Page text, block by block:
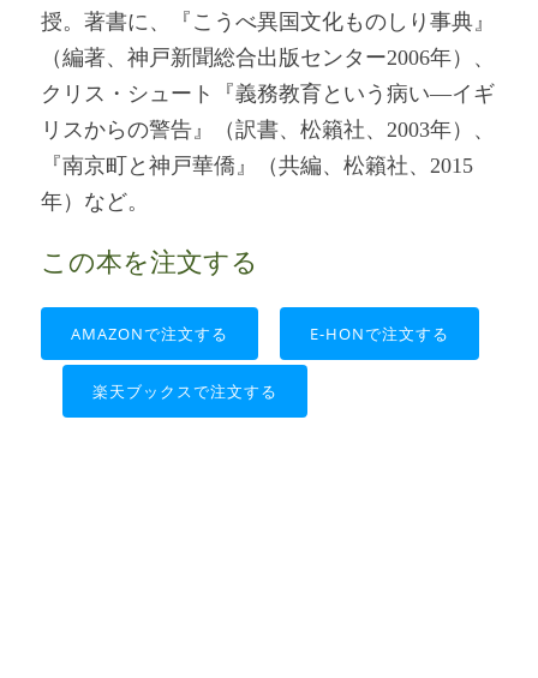
授。著書に、『こうべ異国文化ものしり事典』
（編著、神戸新聞総合出版センター2006年）、
クリス・シュート『義務教育という病い―イギ
リスからの警告』（訳書、松籟社、2003年）、
『南京町と神戸華僑』（共編、松籟社、2015
年）など。
この本を注文する
AMAZONで注文する E-HONで注文する
楽天ブックスで注文する